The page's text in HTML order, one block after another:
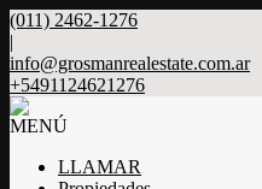
(011) 2462-1276
|
info@grosmanrealestate.com.ar
+5491124621276
MENÚ
LLAMAR